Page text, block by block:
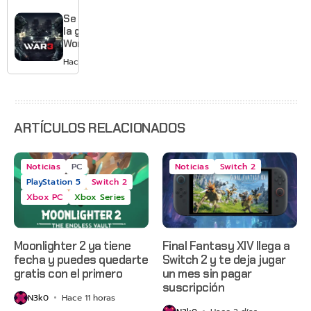
War: E-
Day,
Grounded
Se acabó
la guerra:
World War
3 apaga
sus
Hace 2 días
ARTÍCULOS RELACIONADOS
Noticias
PC
PlayStation 5
Switch 2
Xbox PC
Xbox Series
Moonlighter 2 ya tiene
fecha y puedes quedarte
gratis con el primero
N3k0 Hace 11 horas
Noticias Switch 2
Final Fantasy XIV llega a
Switch 2 y te deja jugar
un mes sin pagar
suscripción